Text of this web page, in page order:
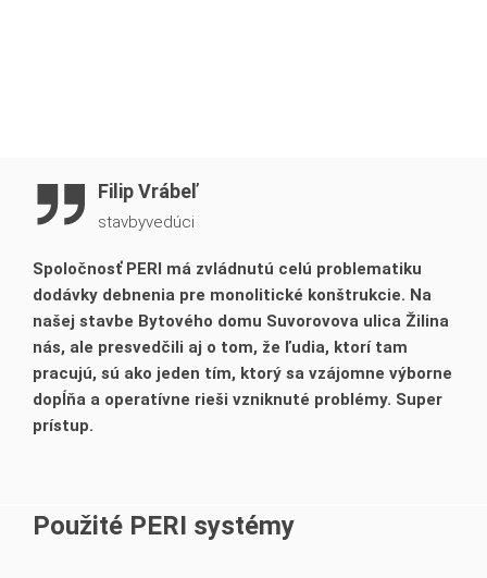
Filip Vrábeľ
stavbyvedúci
Spoločnosť PERI má zvládnutú celú problematiku
dodávky debnenia pre monolitické konštrukcie. Na
našej stavbe Bytového domu Suvorovova ulica Žilina
nás, ale presvedčili aj o tom, že ľudia, ktorí tam
pracujú, sú ako jeden tím, ktorý sa vzájomne výborne
dopĺňa a operatívne rieši vzniknuté problémy. Super
prístup.
Použité PERI systémy